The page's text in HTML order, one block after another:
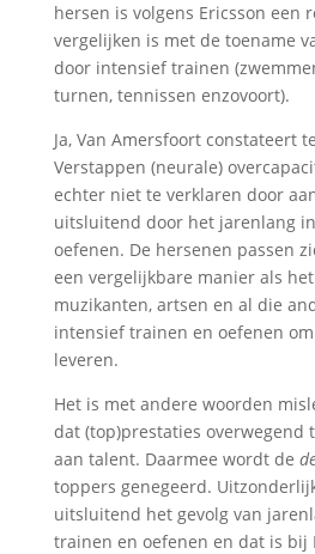
hersen is volgens Ericsson een
vergelijken is met de toename
door intensief trainen
turnen, tennissen enzovoort).
Ja, Van Amersfoort constateert
Verstappen (neurale)
echter niet te verklaren door
uitsluitend door het jarenlang
oefenen. De hersenen passen
een vergelijkbare manier als
muzikanten, artsen en al die
intensief trainen en oefenen
leveren.
Het is met andere woorden
dat (top)prestaties overwegend
aan talent. Daarmee wordt de
toppers genegeerd.
uitsluitend het gevolg van
trainen en oefenen en dat is bij